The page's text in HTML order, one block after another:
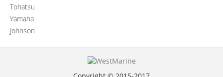
Tohatsu
Yamaha
Johnson